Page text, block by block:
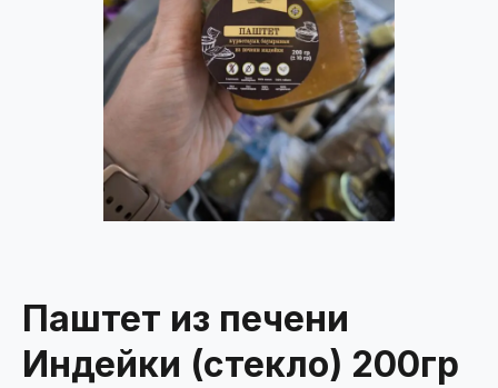
Паштет из печени
Индейки (стекло) 200гр